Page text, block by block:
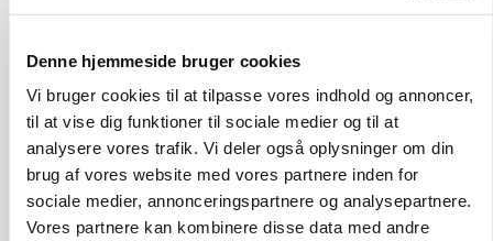
Denne hjemmeside bruger cookies
Vi bruger cookies til at tilpasse vores indhold og annoncer,
til at vise dig funktioner til sociale medier og til at
analysere vores trafik. Vi deler også oplysninger om din
brug af vores website med vores partnere inden for
sociale medier, annonceringspartnere og analysepartnere.
Vores partnere kan kombinere disse data med andre
KVÆG
Snart kan man søge tilskud til naturprojekter
Annonce